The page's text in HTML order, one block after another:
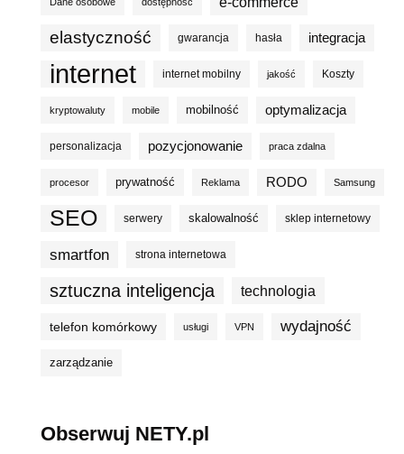
elastyczność gwarancja hasła integracja
internet internet mobilny jakość Koszty
kryptowaluty mobile mobilność optymalizacja
personalizacja pozycjonowanie praca zdalna
procesor prywatność Reklama RODO Samsung
SEO serwery skalowalność sklep internetowy
smartfon strona internetowa
sztuczna inteligencja technologia
telefon komórkowy usługi VPN wydajność
zarządzanie
Obserwuj NETY.pl